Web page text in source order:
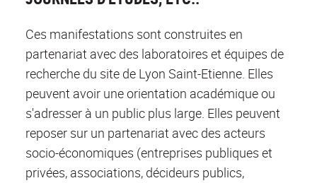
Ces manifestations sont construites en
partenariat avec des laboratoires et équipes de
recherche du site de Lyon Saint-Etienne. Elles
peuvent avoir une orientation académique ou
s'adresser à un public plus large. Elles peuvent
reposer sur un partenariat avec des acteurs
socio-économiques (entreprises publiques et
privées, associations, décideurs publics,